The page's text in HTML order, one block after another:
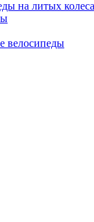
на литых
велосипеды